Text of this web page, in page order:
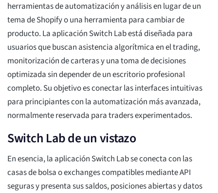
herramientas de automatización y análisis en lugar de un
tema de Shopify o una herramienta para cambiar de
producto. La aplicación Switch Lab está diseñada para
usuarios que buscan asistencia algorítmica en el trading,
monitorización de carteras y una toma de decisiones
optimizada sin depender de un escritorio profesional
completo. Su objetivo es conectar las interfaces intuitivas
para principiantes con la automatización más avanzada,
normalmente reservada para traders experimentados.
Switch Lab de un vistazo
En esencia, la aplicación Switch Lab se conecta con las
casas de bolsa o exchanges compatibles mediante API
seguras y presenta sus saldos, posiciones abiertas y datos